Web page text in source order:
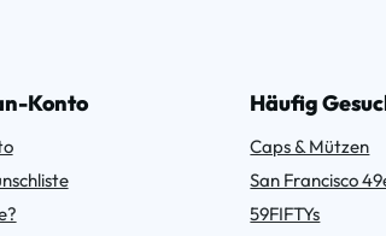
Konto Häufig
Caps & Mützen
San Francisco
59FIFTYs